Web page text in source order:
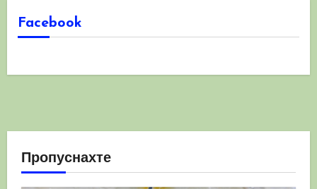
Facebook
Пропуснахте